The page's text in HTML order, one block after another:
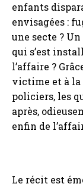
enfants
envisagées :
une secte ?
qui s’est
l’affaire ?
victime et à la
policiers, les
après,
enfin de
Le récit est